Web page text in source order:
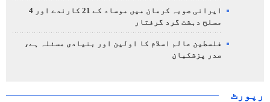
ایرانی صوبہ کرمان میں موساد کے 21 کارندے اور 4
مسلح دہشت گرد گرفتار
فلسطین عالم اسلام کا اولین اور بنیادی مسئلہ ہے،
صدر پزشکیان
رپورٹ